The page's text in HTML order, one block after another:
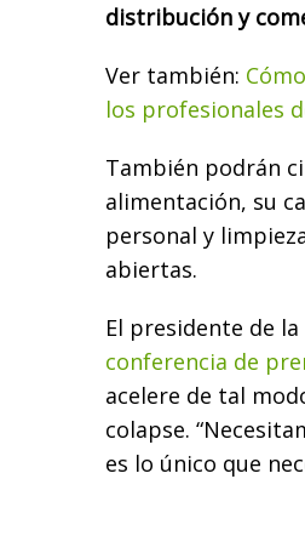
distribución y
Ver también:
los profesionales
También podrán
alimentación, su
personal y
abiertas.
El presidente de
conferencia de
acelere de tal
colapse.
es lo único que